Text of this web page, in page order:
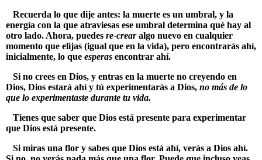
Recuerda lo que dije antes: la muerte es un umbral, y la
energía con la que atraviesas ese umbral determina qué hay al
otro lado. Ahora, puedes re-crearalgo nuevo en cualquier
momento que elijas (igual que en la vida), pero encontrarás ahí,
inicialmente, lo que esperas encontrar ahí.
Si no crees en Dios, y entras en la muerte no creyendo en
Dios, Dios estará ahí y tú experimentarás a Dios, no más de lo
que lo experimentaste durante tu vida.
Tienes que saber que Dios está presente para experimentar
que Dios está presente.
Si miras una flor y sabes que Dios está ahí, verás a Dios ahí.